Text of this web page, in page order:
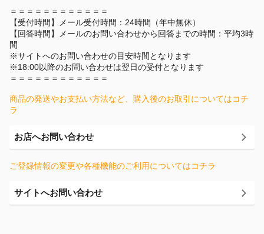
＝＝＝＝＝＝＝＝＝＝＝＝
【受付時間】メール受付時間：24時間（年中無休）
【回答時間】メールのお問い合わせから回答までの時間：平均3時
間
※サイトへのお問い合わせの目安時間となります
※18:00以降のお問い合わせは翌日の受付となります
＝＝＝＝＝＝＝＝＝＝＝＝
商品の発送やお支払い方法など、購入後のお取引についてはコチ
ラ
お店へお問い合わせ
ご登録情報の変更や各種機能のご利用についてはコチラ
サイトへお問い合わせ